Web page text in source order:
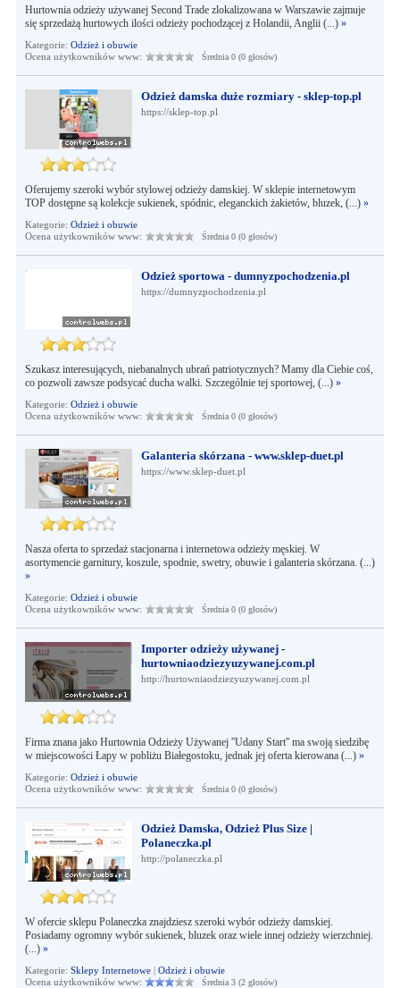
Hurtownia odzieży używanej Second Trade zlokalizowana w Warszawie zajmuje
się sprzedażą hurtowych ilości odzieży pochodzącej z Holandii, Anglii (...) »
Kategorie: Odzież i obuwie
Ocena użytkowników www:
Średnia 0 (0 głosów)
Odzież damska duże rozmiary - sklep-top.pl
https://sklep-top.pl
Oferujemy szeroki wybór stylowej odzieży damskiej. W sklepie internetowym
TOP dostępne są kolekcje sukienek, spódnic, eleganckich żakietów, bluzek, (...) »
Kategorie: Odzież i obuwie
Ocena użytkowników www:
Średnia 0 (0 głosów)
Odzież sportowa - dumnyzpochodzenia.pl
https://dumnyzpochodzenia.pl
Szukasz interesujących, niebanalnych ubrań patriotycznych? Mamy dla Ciebie coś,
co pozwoli zawsze podsycać ducha walki. Szczególnie tej sportowej, (...) »
Kategorie: Odzież i obuwie
Ocena użytkowników www:
Średnia 0 (0 głosów)
Galanteria skórzana - www.sklep-duet.pl
https://www.sklep-duet.pl
Nasza oferta to sprzedaż stacjonarna i internetowa odzieży męskiej. W
asortymencie garnitury, koszule, spodnie, swetry, obuwie i galanteria skórzana. (...)
»
Kategorie: Odzież i obuwie
Ocena użytkowników www:
Średnia 0 (0 głosów)
Importer odzieży używanej -
hurtowniaodziezyuzywanej.com.pl
http://hurtowniaodziezyuzywanej.com.pl
Firma znana jako Hurtownia Odzieży Używanej ''Udany Start'' ma swoją siedzibę
w miejscowości Łapy w pobliżu Białegostoku, jednak jej oferta kierowana (...) »
Kategorie: Odzież i obuwie
Ocena użytkowników www:
Średnia 0 (0 głosów)
Odzież Damska, Odzież Plus Size |
Polaneczka.pl
http://polaneczka.pl
W ofercie sklepu Polaneczka znajdziesz szeroki wybór odzieży damskiej.
Posiadamy ogromny wybór sukienek, bluzek oraz wiele innej odzieży wierzchniej.
(...) »
Kategorie: Sklepy Internetowe| Odzież i obuwie
Ocena użytkowników www:
Średnia 3 (2 głosów)